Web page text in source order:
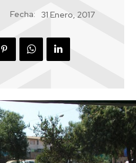
Fecha: 31 Enero, 2017